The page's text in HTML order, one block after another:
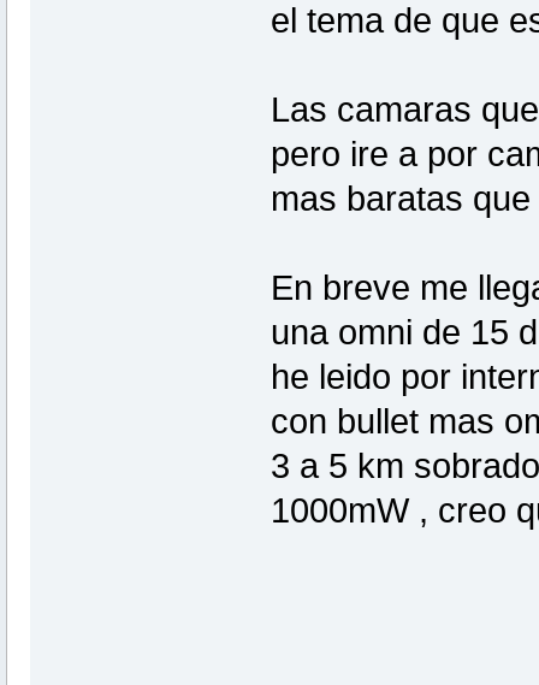
el tema de que
Las camaras
pero ire a por
mas baratas
En breve me
una omni de 15
he leido por
con bullet mas
3 a 5 km
1000mW , creo